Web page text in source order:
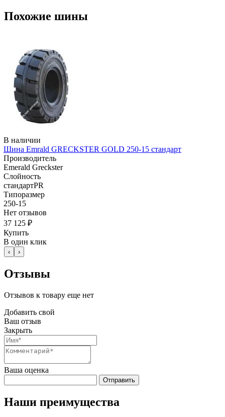
Похожие шины
В наличии
Шина Emrald GRECKSTER GOLD 250-15 стандарт
Производитель
Emerald Greckster
Слойность
стандартPR
Типоразмер
250-15
Нет отзывов
37 125 ₽
Купить
В один клик
‹ ›
Отзывы
Отзывов к товару еще нет
Добавить свой
Ваш отзыв
Закрыть
Ваша оценка
Отправить
Наши преимущества